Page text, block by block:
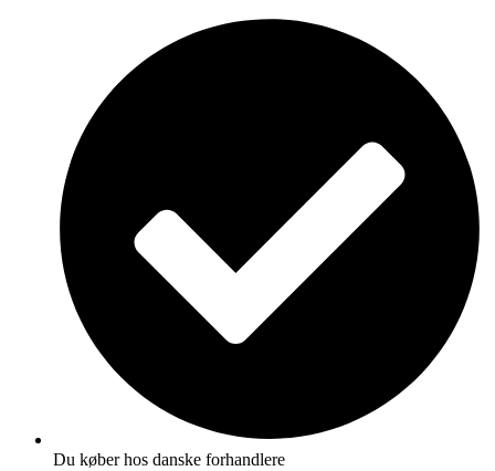
Du køber hos danske forhandlere